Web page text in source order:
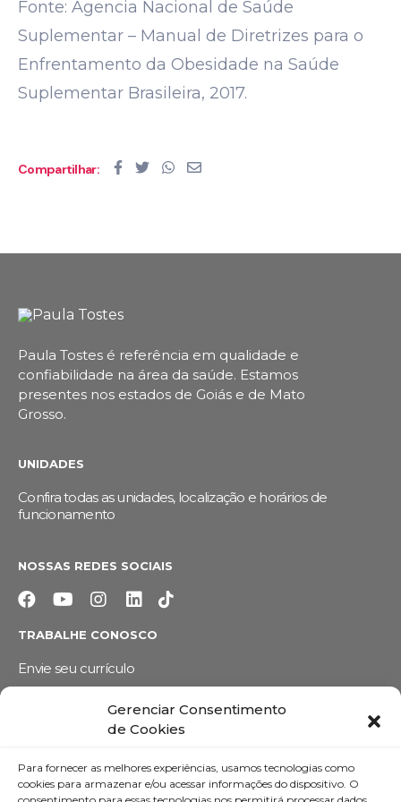
Gerenciar Consentimento
de Cookies
Para fornecer as melhores experiências, usamos tecnologias como
cookies para armazenar e/ou acessar informações do dispositivo. O
Fonte: Agencia Nacional de Saúde
Suplementar – Manual de Diretrizes para o
Enfrentamento da Obesidade na Saúde
Suplementar Brasileira, 2017.
Compartilhar:
Paula Tostes é referência em qualidade e
confiabilidade na área da saúde. Estamos
presentes nos estados de Goiás e de Mato
Grosso.
UNIDADES
Confira todas as unidades, localização e horários de
funcionamento
NOSSAS REDES SOCIAIS
TRABALHE CONOSCO
Envie seu currículo
(62) 3355-1527
atendimento@paulatostes.com.br